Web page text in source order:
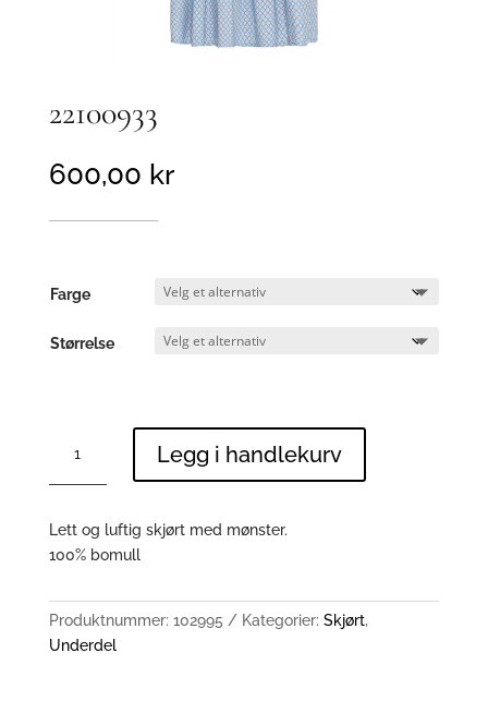
22100933
600,00 kr
Farge
Størrelse
antall
Legg i handlekurv
Lett og luftig skjørt med mønster.
100% bomull
Produktnummer: 102995 Kategorier: Skjørt,
Underdel